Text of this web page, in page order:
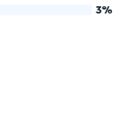
3%